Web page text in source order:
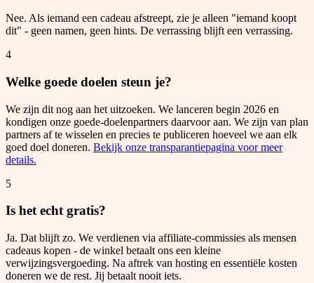
Nee. Als iemand een cadeau afstreept, zie je alleen "iemand koopt
dit" - geen namen, geen hints. De verrassing blijft een verrassing.
4
Welke goede doelen steun je?
We zijn dit nog aan het uitzoeken. We lanceren begin 2026 en
kondigen onze goede-doelenpartners daarvoor aan. We zijn van plan
partners af te wisselen en precies te publiceren hoeveel we aan elk
goed doel doneren. Bekijk onze transparantiepagina voor meer
details.
5
Is het echt gratis?
Ja. Dat blijft zo. We verdienen via affiliate-commissies als mensen
cadeaus kopen - de winkel betaalt ons een kleine
verwijzingsvergoeding. Na aftrek van hosting en essentiële kosten
doneren we de rest. Jij betaalt nooit iets.